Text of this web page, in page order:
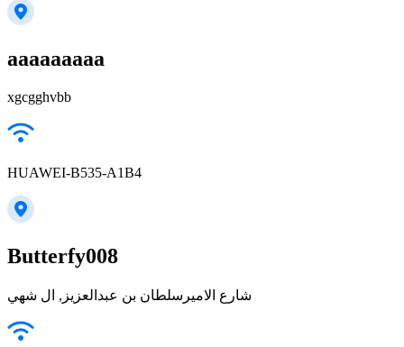
aaaaaaaaa
xgcgghvbb
HUAWEI-B535-A1B4
Butterfy008
شارع الاميرسلطان بن عبدالعزيز, ال شهي